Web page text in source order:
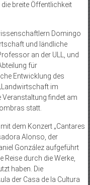
breite Öffentlichkeit
Domingo
und ländliche
an der ULL, und
für
Entwicklung des
im
Veranstaltung findet am
statt.
dem Konzert „Cantares
Alonso, der
González aufgeführt
durch die Werke,
haben. Die
der Casa de la Cultura